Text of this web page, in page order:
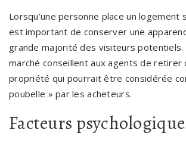
Lorsqu’une personne place un logement
est important de conserver une
grande majorité des visiteurs potentiels.
marché conseillent aux agents de retirer
propriété qui pourrait être considérée
poubelle » par les acheteurs.
Facteurs